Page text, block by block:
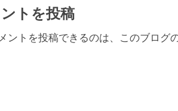
トを投稿
ントを投稿できるのは、このブログ